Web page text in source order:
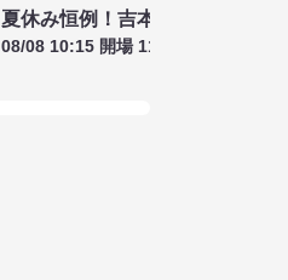
夏休み恒例！吉本新喜劇＆バラ
08/08 10:15 開場 11:00 開演